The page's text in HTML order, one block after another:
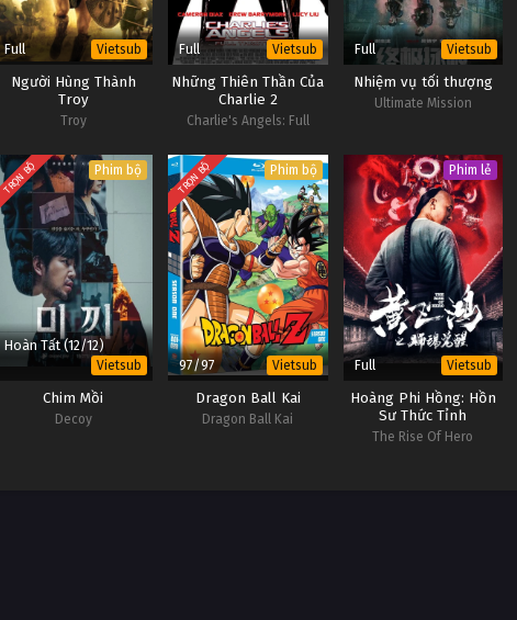
Full Vietsub
Người Hùng Thành
Troy
Troy
Full Vietsub
Những Thiên Thần Của
Charlie 2
Charlie's Angels: Full
Full Vietsub
Nhiệm vụ tối thượng
Ultimate Mission
TRỌN BỘ Phim bộ
Hoàn Tất (12/12)
Vietsub
Chim Mồi
Decoy
TRỌN BỘ Phim bộ
97/97 Vietsub
Dragon Ball Kai
Dragon Ball Kai
Phim lẻ
Full Vietsub
Hoàng Phi Hồng: Hồn
Sư Thức Tỉnh
The Rise Of Hero